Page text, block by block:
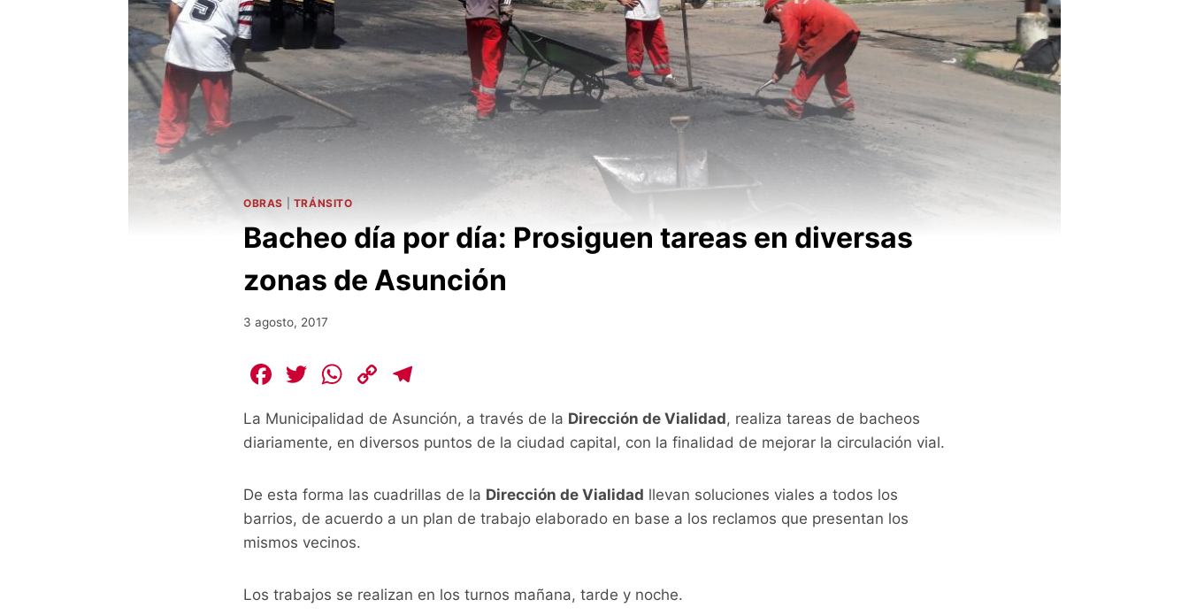
OBRAS TRÁNSITO
Bacheo día por día: Prosiguen tareas en diversas
zonas de Asunción
3 agosto, 2017
F
c
e
b
o
o
T
itt
er
W
at
s
A
p
p
C
p
y
Li
n
e
gr
a
m
La Municipalidad de Asunción, a través de la Dirección de Vialidad, realiza tareas de bacheos
diariamente, en diversos puntos de la ciudad capital, con la finalidad de mejorar la circulación vial.
De esta forma las cuadrillas de la Dirección de Vialidad llevan soluciones viales a todos los
barrios, de acuerdo a un plan de trabajo elaborado en base a los reclamos que presentan los
mismos vecinos.
Los trabajos se realizan en los turnos mañana, tarde y noche.